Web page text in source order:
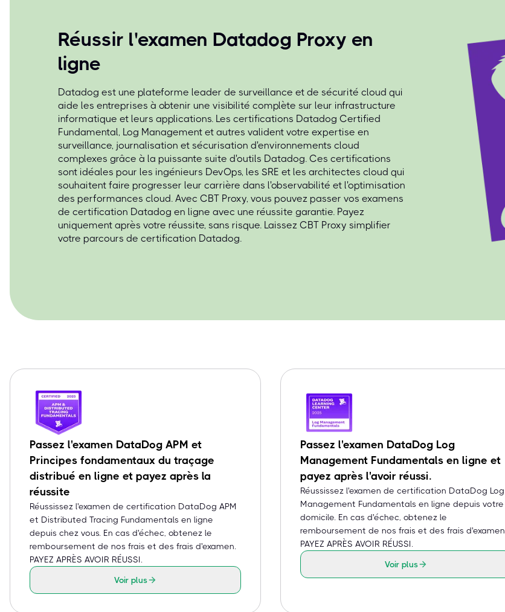
Réussir l'examen Datadog Proxy en
ligne
Datadog est une plateforme leader de surveillance et de sécurité cloud qui
aide les entreprises à obtenir une visibilité complète sur leur infrastructure
informatique et leurs applications. Les certifications Datadog Certified
Fundamental, Log Management et autres valident votre expertise en
surveillance, journalisation et sécurisation d'environnements cloud
complexes grâce à la puissante suite d'outils Datadog. Ces certifications
sont idéales pour les ingénieurs DevOps, les SRE et les architectes cloud qui
souhaitent faire progresser leur carrière dans l'observabilité et l'optimisation
des performances cloud. Avec CBT Proxy, vous pouvez passer vos examens
de certification Datadog en ligne avec une réussite garantie. Payez
uniquement après votre réussite, sans risque. Laissez CBT Proxy simplifier
votre parcours de certification Datadog.
Passez l'examen DataDog APM et
Principes fondamentaux du traçage
distribué en ligne et payez après la
réussite
Réussissez l'examen de certification DataDog APM
et Distributed Tracing Fundamentals en ligne
depuis chez vous. En cas d'échec, obtenez le
remboursement de nos frais et des frais d'examen.
PAYEZ APRÈS AVOIR RÉUSSI.
Voir plus
Passez l'examen DataDog Log
Management Fundamentals en ligne et
payez après l'avoir réussi.
Réussissez l'examen de certification DataDog Log
Management Fundamentals en ligne depuis votre
domicile. En cas d'échec, obtenez le
remboursement de nos frais et des frais d'examen.
PAYEZ APRÈS AVOIR RÉUSSI.
Voir plus